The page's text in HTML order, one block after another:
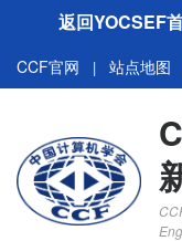
返回YOCSEF
CCF官网 | 站点地图